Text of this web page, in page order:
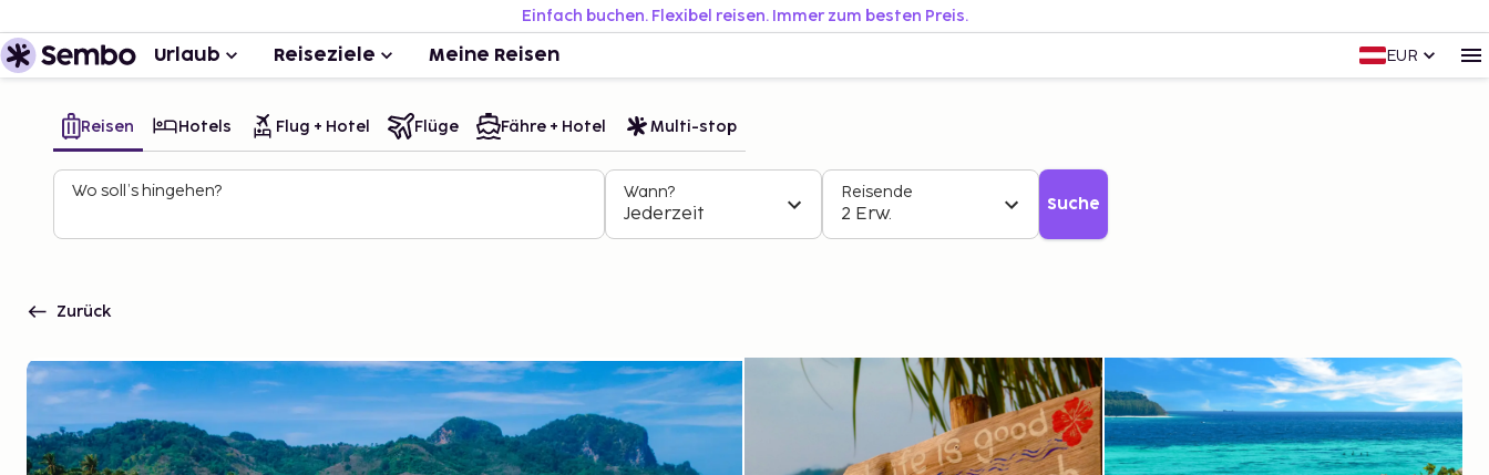
Einfach buchen. Flexibel reisen. Immer zum besten Preis.
Urlaub Reiseziele Meine Reisen EUR
Reisen Hotels Flug + Hotel Flüge Fähre + Hotel Multi-stop
Wo soll’s hingehen? Wann?
Jederzeit
Reisende
2 Erw. Suche
Zurück